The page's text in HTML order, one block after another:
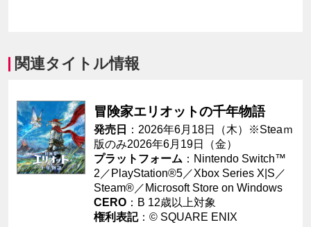
関連タイトル情報
冒険家エリオットの千年物語
発売日
：2026年6月18日（木）※Steaｍ
版のみ2026年6月19日（金）
プラットフォーム ：Nintendo Switch™
2／PlayStation®5／Xbox Series X|S／
Steam®／Microsoft Store on Windows
CERO ：B 12歳以上対象
権利表記：© SQUARE ENIX